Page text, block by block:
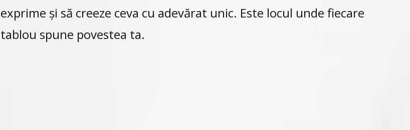
exprime și să creeze ceva cu adevărat unic. Este locul unde fiecare
tablou spune povestea ta.